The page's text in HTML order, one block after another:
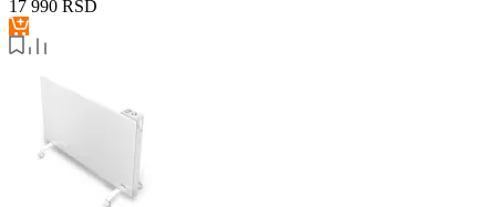
17 990 RSD